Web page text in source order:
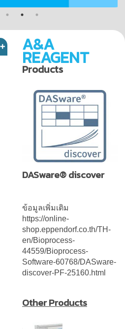
A&A
REAGENT
Products
DASware® discover
ข้อมูลเพิ่มเติม
https://online-
shop.eppendorf.co.th/TH-
en/Bioprocess-
44559/Bioprocess-
Software-60768/DASware-
discover-PF-25160.html
Other Products